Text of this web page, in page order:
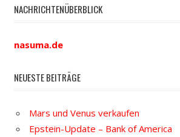
NACHRICHTENÜBERBLICK
nasuma.de
NEUESTE BEITRÄGE
Mars und Venus verkaufen
Epstein-Update – Bank of America